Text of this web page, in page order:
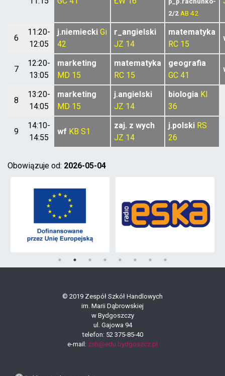
2/2 AB 42
6
11:20-
12:05
j.niemiecki Gi
42
r_angielski
JZ 14
matematyka
RC 15
7
12:20-
13:05
marketing
MD 15
matematyka
RC 15
geografia
GC 41
8
13:20-
14:05
marketing
MD 15
j.angielski
JZ 14
biologia KI
36
9
14:10-
14:55
wf KB S1
zaj. z wych
JZ 14
j.polski RS
26
Obowiązuje od: 2026-05-04
© 2019 Zespół Szkół Handlowych
im. Marii Dąbrowskiej
w Bydgoszczy
ul. Gajowa 94
telefon: 52 375-85-40
e-mail: zsh@edu.bydgoszcz.pl